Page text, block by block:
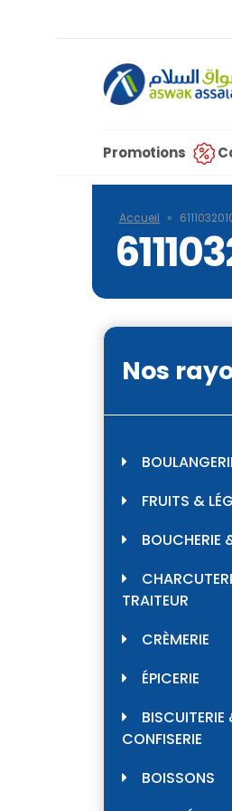
Promotions
Accueil »
Nos
FRUITS &
BOUCHERIE
TRAITEUR
CRÈMERIE
ÉPICERIE
BISCUITERIE
CONFISERIE
BOISSONS